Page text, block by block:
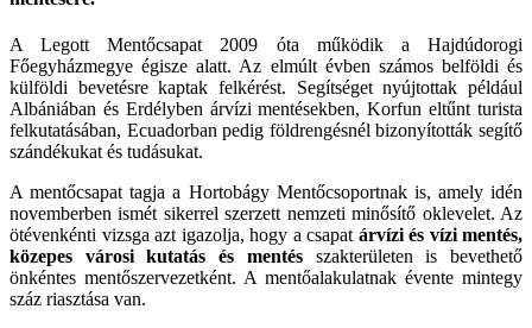
A Legott Mentőcsapat 2009 óta működik a Hajdúdorogi
Főegyházmegye égisze alatt. Az elmúlt évben számos belföldi és
külföldi bevetésre kaptak felkérést. Segítséget nyújtottak például
Albániában és Erdélyben árvízi mentésekben, Korfun eltűnt turista
felkutatásában, Ecuadorban pedig földrengésnél bizonyították segítő
szándékukat és tudásukat.
A mentőcsapat tagja a Hortobágy Mentőcsoportnak is, amely idén
novemberben ismét sikerrel szerzett nemzeti minősítő oklevelet. Az
ötévenkénti vizsga azt igazolja, hogy a csapat árvízi és vízi mentés,
közepes városi kutatás és mentés szakterületen is bevethető
önkéntes mentőszervezetként. A mentőalakulatnak évente mintegy
száz riasztása van.